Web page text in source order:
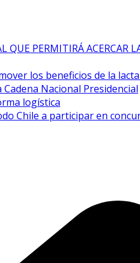
PERMITIRÁ ACERCAR
los beneficios de la
Nacional Presidencial
logística
Chile a participar en